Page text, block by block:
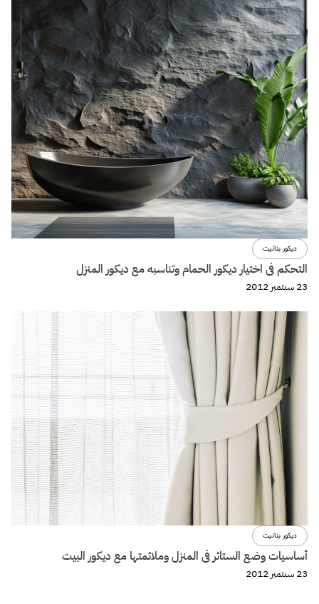
ديكور بنانيت
التحكم فى اختيار ديكور الحمام وتناسبه مع ديكور المنزل
23 سبتمبر 2012
ديكور بنانيت
أساسيات وضع الستائر فى المنزل وملائمتها مع ديكور البيت
23 سبتمبر 2012